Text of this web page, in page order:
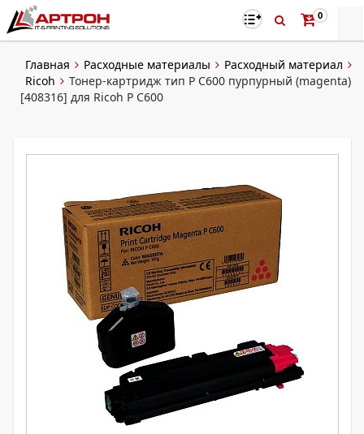
0
Главная Расходные материалы
Расходный материал
Ricoh
Тонер-картридж тип P C600 пурпурный (magenta)
[408316] для Ricoh P C600